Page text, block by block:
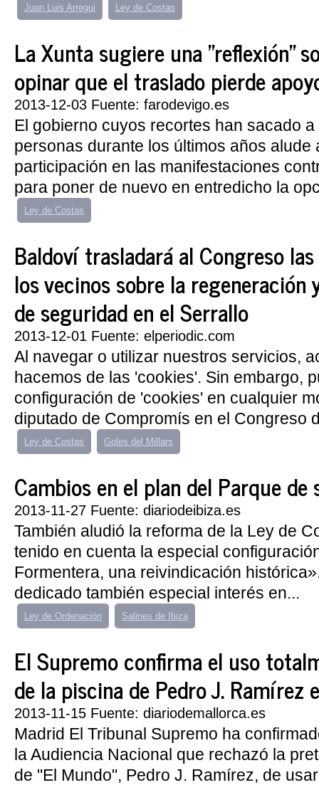
Juan Luis Arregui Ley de Costas
La Xunta sugiere una "reflexión"
opinar que el traslado pierde
2013-12-03 Fuente: farodevigo.es
El gobierno cuyos recortes han sacado
personas durante los últimos años alude
participación en las manifestaciones
para poner de nuevo en entredicho la
Ley de Costas
Baldoví trasladará al Congreso
los vecinos sobre la
de seguridad en el Serrallo
2013-12-01 Fuente: elperiodic.com
Al navegar o utilizar nuestros servicios,
hacemos de las 'cookies'. Sin embargo,
configuración de 'cookies' en cualquier
diputado de Compromís en el Congreso
Ley de Costas Goles del Millars
Cambios en el plan del Parque de
2013-11-27 Fuente: diariodeibiza.es
También aludió la reforma de la Ley de
tenido en cuenta la especial
Formentera, una reivindicación
dedicado también especial interés en...
Ley de Ordenación Salines de Ibiza
El Supremo confirma el uso
de la piscina de Pedro J. Ramírez
2013-11-15 Fuente: diariodemallorca.es
Madrid El Tribunal Supremo ha
la Audiencia Nacional que rechazó la
de "El Mundo", Pedro J. Ramírez, de